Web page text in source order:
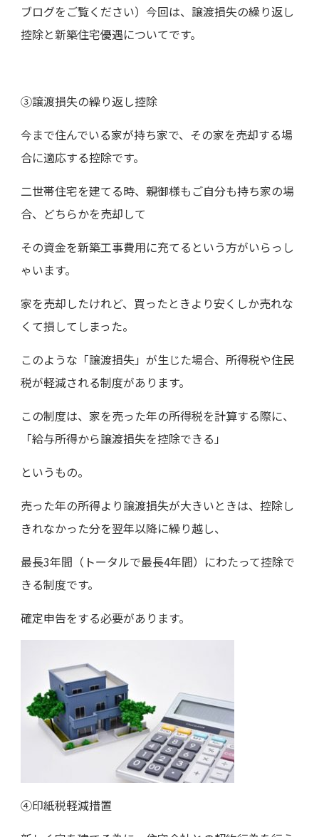
ブログをご覧ください）今回は、譲渡損失の繰り返し
控除と新築住宅優遇についてです。
③譲渡損失の繰り返し控除
今まで住んでいる家が持ち家で、その家を売却する場
合に適応する控除です。
二世帯住宅を建てる時、親御様もご自分も持ち家の場
合、どちらかを売却して
その資金を新築工事費用に充てるという方がいらっし
ゃいます。
家を売却したけれど、買ったときより安くしか売れな
くて損してしまった。
このような「譲渡損失」が生じた場合、所得税や住民
税が軽減される制度があります。
この制度は、家を売った年の所得税を計算する際に、
「給与所得から譲渡損失を控除できる」
というもの。
売った年の所得より譲渡損失が大きいときは、控除し
きれなかった分を翌年以降に繰り越し、
最長3年間（トータルで最長4年間）にわたって控除で
きる制度です。
確定申告をする必要があります。
④印紙税軽減措置